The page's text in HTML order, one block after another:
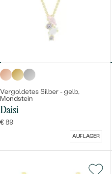
Vergoldetes Silber - gelb,
Mondstein
Daisi
€ 89
AUF LAGER